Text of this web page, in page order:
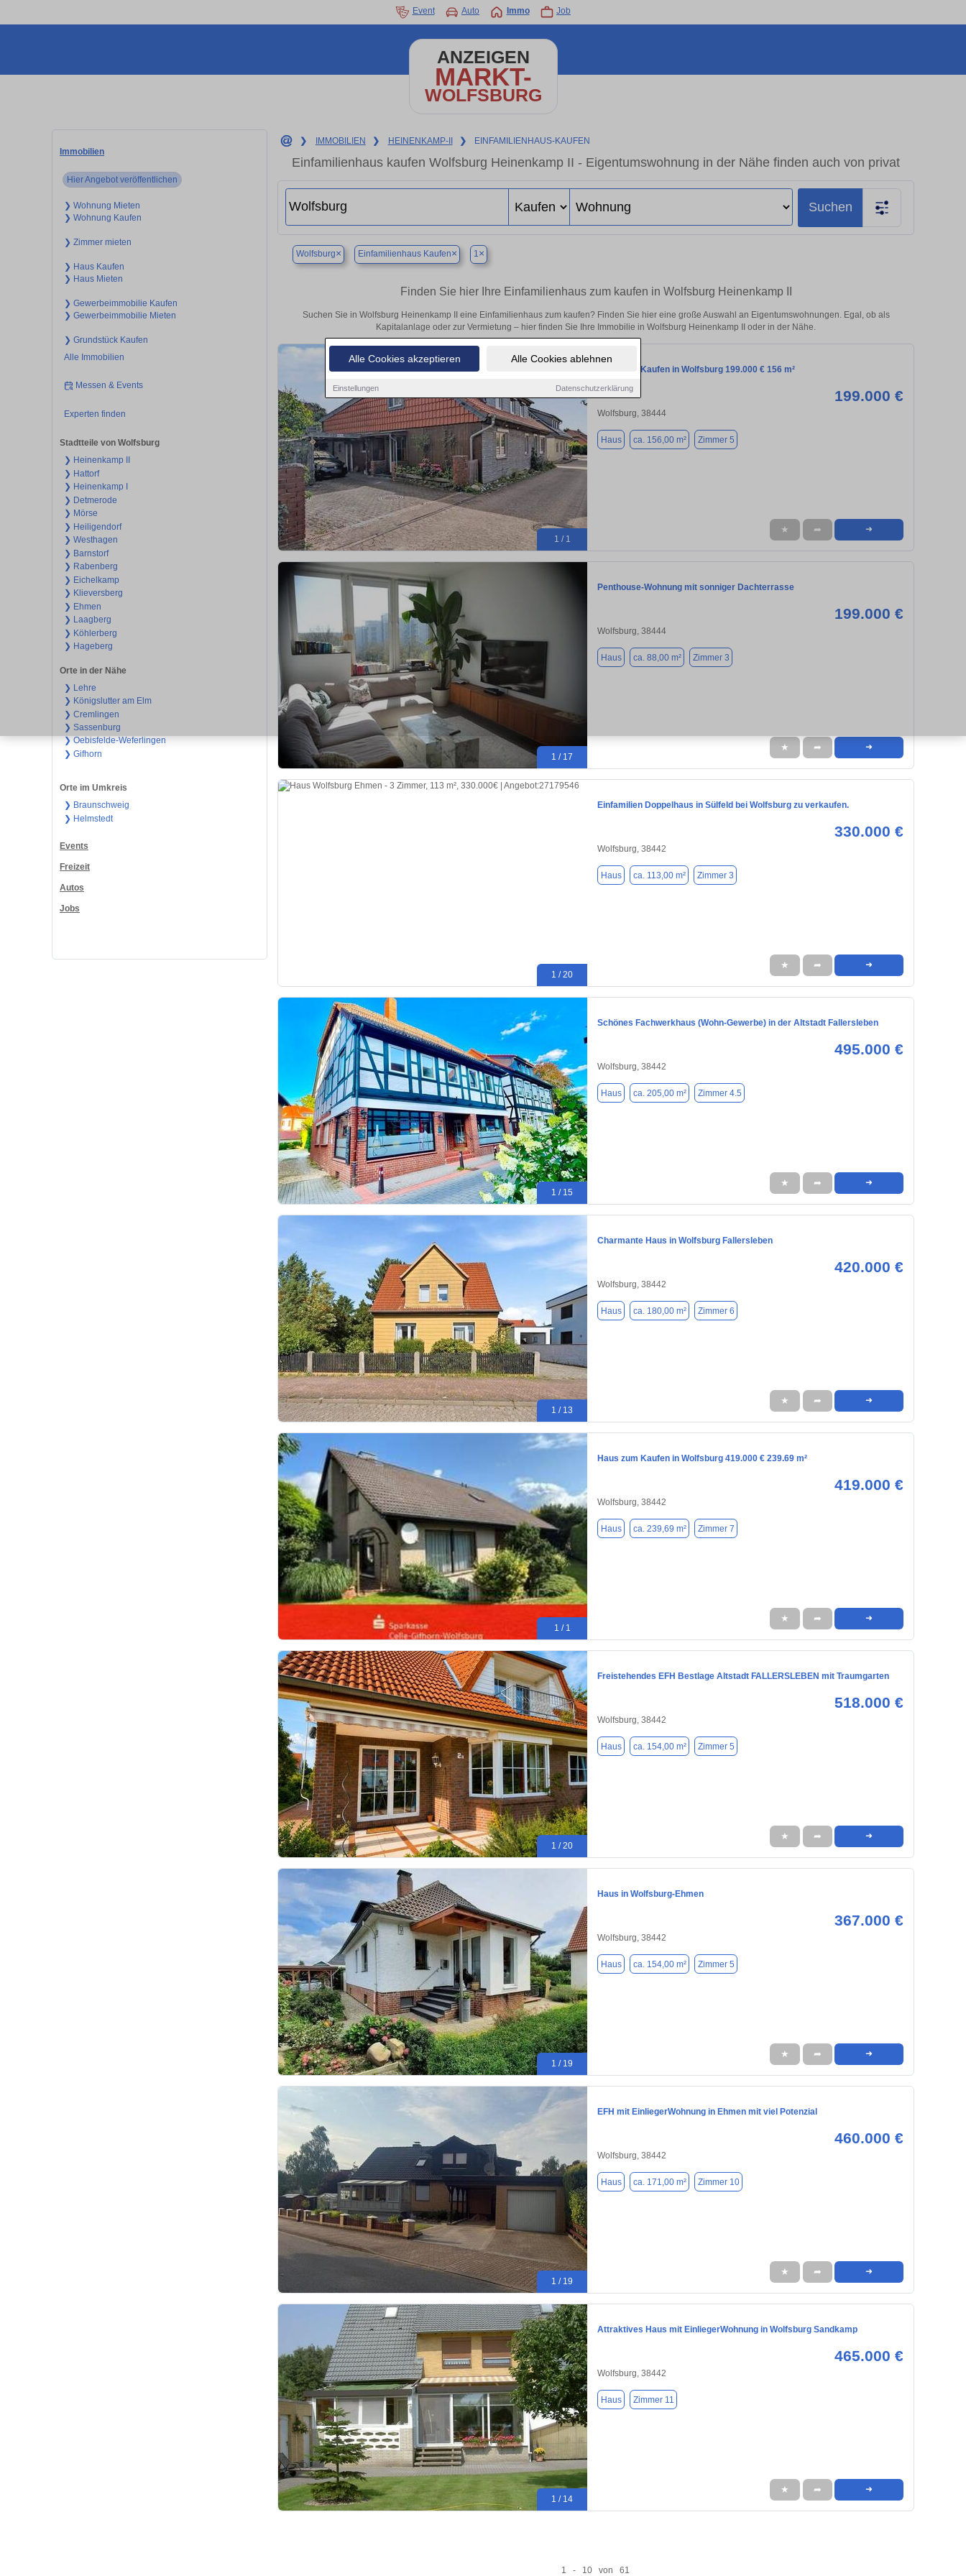
Alle Cookies akzeptieren Alle Cookies ablehnen
Einstellungen Datenschutzerklärung
Event Auto Immo Job
ANZEIGEN
MARKT-
WOLFSBURG
Immobilien
Hier Angebot veröffentlichen
❯ Wohnung Mieten
❯ Wohnung Kaufen
❯ Zimmer mieten
❯ Haus Kaufen
❯ Haus Mieten
❯ Gewerbeimmobilie Kaufen
❯ Gewerbeimmobilie Mieten
❯ Grundstück Kaufen
Alle Immobilien
Messen & Events
Experten finden
Stadtteile von Wolfsburg
❯ Heinenkamp II
❯ Hattorf
❯ Heinenkamp I
❯ Detmerode
❯ Mörse
❯ Heiligendorf
❯ Westhagen
❯ Barnstorf
❯ Rabenberg
❯ Eichelkamp
❯ Klieversberg
❯ Ehmen
❯ Laagberg
❯ Köhlerberg
❯ Hageberg
Orte in der Nähe
❯ Lehre
❯ Königslutter am Elm
❯ Cremlingen
❯ Sassenburg
❯ Oebisfelde-Weferlingen
❯ Gifhorn
Orte im Umkreis
❯ Braunschweig
❯ Helmstedt
Events
Freizeit
Autos
Jobs
❯ IMMOBILIEN ❯ HEINENKAMP-II ❯ EINFAMILIENHAUS-KAUFEN
Einfamilienhaus kaufen Wolfsburg Heinenkamp II - Eigentumswohnung in der Nähe finden auch von privat
Suchen
Wolfsburg× Einfamilienhaus Kaufen× 1×
Finden Sie hier Ihre Einfamilienhaus zum kaufen in Wolfsburg Heinenkamp II
Suchen Sie in Wolfsburg Heinenkamp II eine Einfamilienhaus zum kaufen? Finden Sie hier eine große Auswahl an Eigentumswohnungen. Egal, ob als
Kapitalanlage oder zur Vermietung – hier finden Sie Ihre Immobilie in Wolfsburg Heinenkamp II oder in der Nähe.
1 / 1
Haus zum Kaufen in Wolfsburg 199.000 € 156 m²
199.000 €
Wolfsburg, 38444
Haus ca. 156,00 m² Zimmer 5
★ ➦ ➜
1 / 17
Penthouse-Wohnung mit sonniger Dachterrasse
199.000 €
Wolfsburg, 38444
Haus ca. 88,00 m² Zimmer 3
★ ➦ ➜
1 / 20
Einfamilien Doppelhaus in Sülfeld bei Wolfsburg zu verkaufen.
330.000 €
Wolfsburg, 38442
Haus ca. 113,00 m² Zimmer 3
★ ➦ ➜
1 / 15
Schönes Fachwerkhaus (Wohn-Gewerbe) in der Altstadt Fallersleben
495.000 €
Wolfsburg, 38442
Haus ca. 205,00 m² Zimmer 4.5
★ ➦ ➜
1 / 13
Charmante Haus in Wolfsburg Fallersleben
420.000 €
Wolfsburg, 38442
Haus ca. 180,00 m² Zimmer 6
★ ➦ ➜
1 / 1
Haus zum Kaufen in Wolfsburg 419.000 € 239.69 m²
419.000 €
Wolfsburg, 38442
Haus ca. 239,69 m² Zimmer 7
★ ➦ ➜
1 / 20
Freistehendes EFH Bestlage Altstadt FALLERSLEBEN mit Traumgarten
518.000 €
Wolfsburg, 38442
Haus ca. 154,00 m² Zimmer 5
★ ➦ ➜
1 / 19
Haus in Wolfsburg-Ehmen
367.000 €
Wolfsburg, 38442
Haus ca. 154,00 m² Zimmer 5
★ ➦ ➜
1 / 19
EFH mit EinliegerWohnung in Ehmen mit viel Potenzial
460.000 €
Wolfsburg, 38442
Haus ca. 171,00 m² Zimmer 10
★ ➦ ➜
1 / 14
Attraktives Haus mit EinliegerWohnung in Wolfsburg Sandkamp
465.000 €
Wolfsburg, 38442
Haus Zimmer 11
★ ➦ ➜
1 - 10 von 61